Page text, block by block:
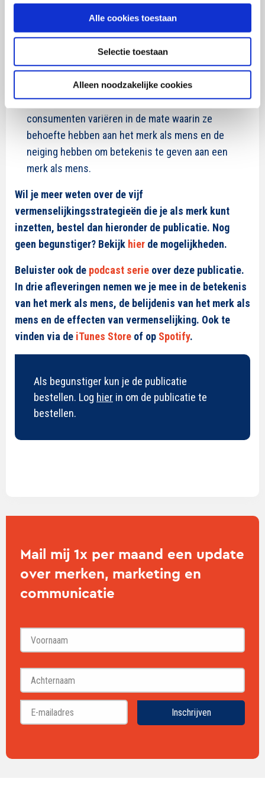
Alle cookies toestaan
Selectie toestaan
Alleen noodzakelijke cookies
Menselijke associaties worden geactiveerd als we
een gelijkenis zien of ontdekken met
eigenschappen tussen een merk en een mens of
tussen een merk en onszelf. Vanwege dit principe
kunnen de vijf vermenselijkingsstrategieën ingezet
worden om merken te vermenselijken.
Houd in gedachten wie de consument is als mens:
consumenten variëren in de mate waarin ze
behoefte hebben aan het merk als mens en de
neiging hebben om betekenis te geven aan een
merk als mens.
Wil je meer weten over de vijf
vermenselijkingsstrategieën die je als merk kunt
inzetten, bestel dan hieronder de publicatie. Nog
geen begunstiger? Bekijk hier de mogelijkheden.
Beluister ook de podcast serie over deze publicatie.
In drie afleveringen nemen we je mee in de betekenis
van het merk als mens, de belijdenis van het merk als
mens en de effecten van vermenselijking. Ook te
vinden via de iTunes Store of op Spotify.
Als begunstiger kun je de publicatie
bestellen. Log hier in om de publicatie te
bestellen.
Mail mij 1x per maand een update
over merken, marketing en
communicatie
Voornaam
Inschrijven